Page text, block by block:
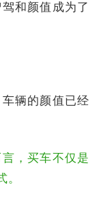
和颜值成为了
辆的颜值已经
，买车不仅是